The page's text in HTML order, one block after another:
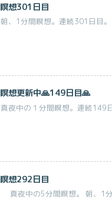
瞑想301日目
朝、1分間瞑想。連続301日目
瞑想更新中🙏149日目🙏
真夜中の１分間瞑想。連続149
瞑想292日目
真夜中の5分間瞑想。 朝、1